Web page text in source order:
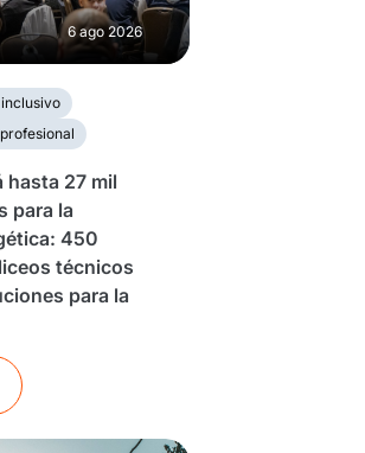
6 ago 2026
hasta 27 mil
para la
450
técnicos
para la